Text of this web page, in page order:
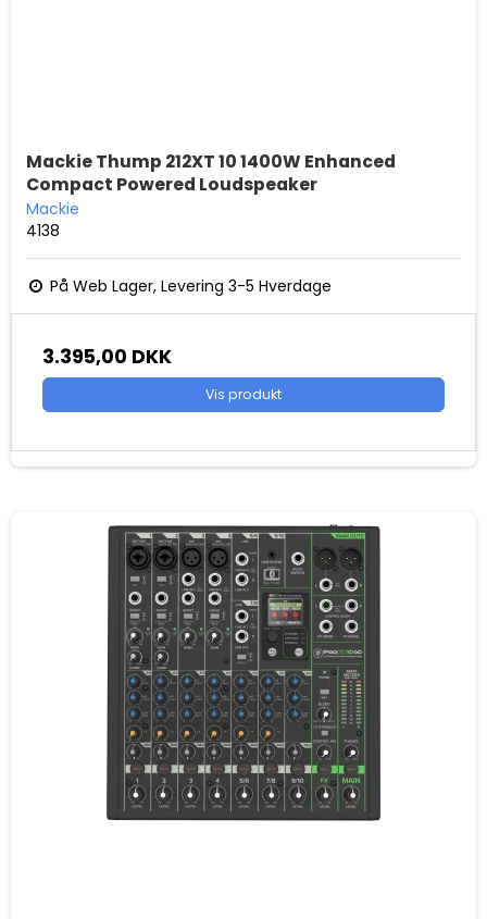
Mackie Thump 212XT 10 1400W Enhanced
Compact Powered Loudspeaker
Mackie
4138
På Web Lager, Levering 3-5 Hverdage
3.395,00 DKK
Vis produkt